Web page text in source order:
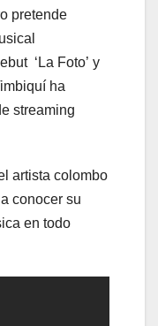
pretende
‘La Foto’ y
ha
streaming
artista colombo
conocer su
en todo